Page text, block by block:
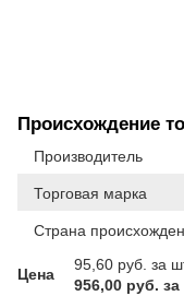
Происхождение
Производитель
Торговая марка
Страна
Цена
95,60 руб. за
956,00 руб.